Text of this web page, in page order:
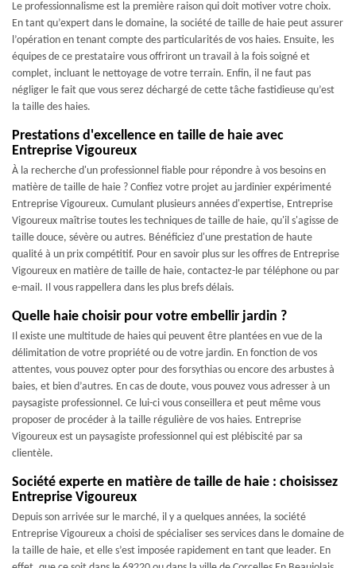
Le professionnalisme est la première raison qui doit motiver votre choix.
En tant qu’expert dans le domaine, la société de taille de haie peut assurer
l’opération en tenant compte des particularités de vos haies. Ensuite, les
équipes de ce prestataire vous offriront un travail à la fois soigné et
complet, incluant le nettoyage de votre terrain. Enfin, il ne faut pas
négliger le fait que vous serez déchargé de cette tâche fastidieuse qu’est
la taille des haies.
Prestations d'excellence en taille de haie avec
Entreprise Vigoureux
À la recherche d'un professionnel fiable pour répondre à vos besoins en
matière de taille de haie ? Confiez votre projet au jardinier expérimenté
Entreprise Vigoureux. Cumulant plusieurs années d'expertise, Entreprise
Vigoureux maîtrise toutes les techniques de taille de haie, qu'il s'agisse de
taille douce, sévère ou autres. Bénéficiez d'une prestation de haute
qualité à un prix compétitif. Pour en savoir plus sur les offres de Entreprise
Vigoureux en matière de taille de haie, contactez-le par téléphone ou par
e-mail. Il vous rappellera dans les plus brefs délais.
Quelle haie choisir pour votre embellir jardin ?
Il existe une multitude de haies qui peuvent être plantées en vue de la
délimitation de votre propriété ou de votre jardin. En fonction de vos
attentes, vous pouvez opter pour des forsythias ou encore des arbustes à
baies, et bien d’autres. En cas de doute, vous pouvez vous adresser à un
paysagiste professionnel. Ce lui-ci vous conseillera et peut même vous
proposer de procéder à la taille régulière de vos haies. Entreprise
Vigoureux est un paysagiste professionnel qui est plébiscité par sa
clientèle.
Société experte en matière de taille de haie : choisissez
Entreprise Vigoureux
Depuis son arrivée sur le marché, il y a quelques années, la société
Entreprise Vigoureux a choisi de spécialiser ses services dans le domaine de
la taille de haie, et elle s’est imposée rapidement en tant que leader. En